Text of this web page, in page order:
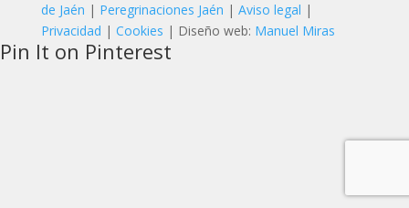
de Jaén | Peregrinaciones Jaén | Aviso legal |
Privacidad | Cookies | Diseño web: Manuel Miras
Pin It on Pinterest